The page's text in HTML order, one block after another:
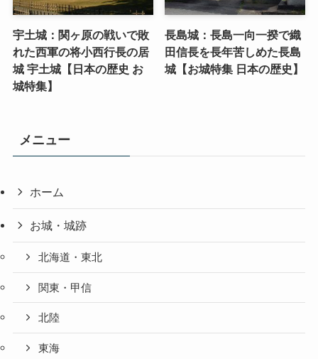
宇土城：関ヶ原の戦いで敗
れた西軍の将小西行長の居
城 宇土城【日本の歴史 お
城特集】
長島城：長島一向一揆で織
田信長を長年苦しめた長島
城【お城特集 日本の歴史】
メニュー
ホーム
お城・城跡
北海道・東北
関東・甲信
北陸
東海